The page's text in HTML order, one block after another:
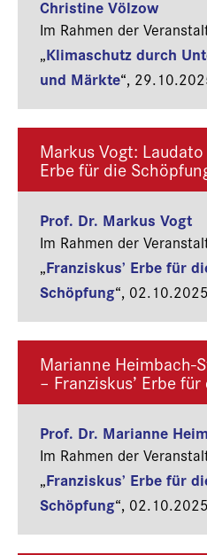
Christine Völzow
Im Rahmen der
„Klimaschutz durch
und Märkte“,
Markus Vogt: Laudato
Erbe für die
Prof. Dr. Markus Vogt
Im Rahmen der
„Franziskus’ Erbe für
Schöpfung“, 02.10.2025
Marianne Heimbach-
– Franziskus’ Erbe
Prof. Dr. Marianne
Im Rahmen der
„Franziskus’ Erbe für
Schöpfung“, 02.10.2025